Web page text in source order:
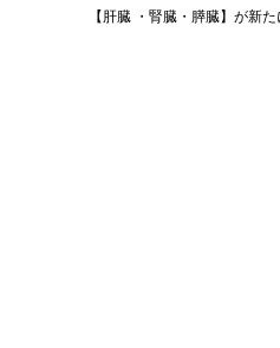
【肝臓 ・腎臓・膵臓】が新